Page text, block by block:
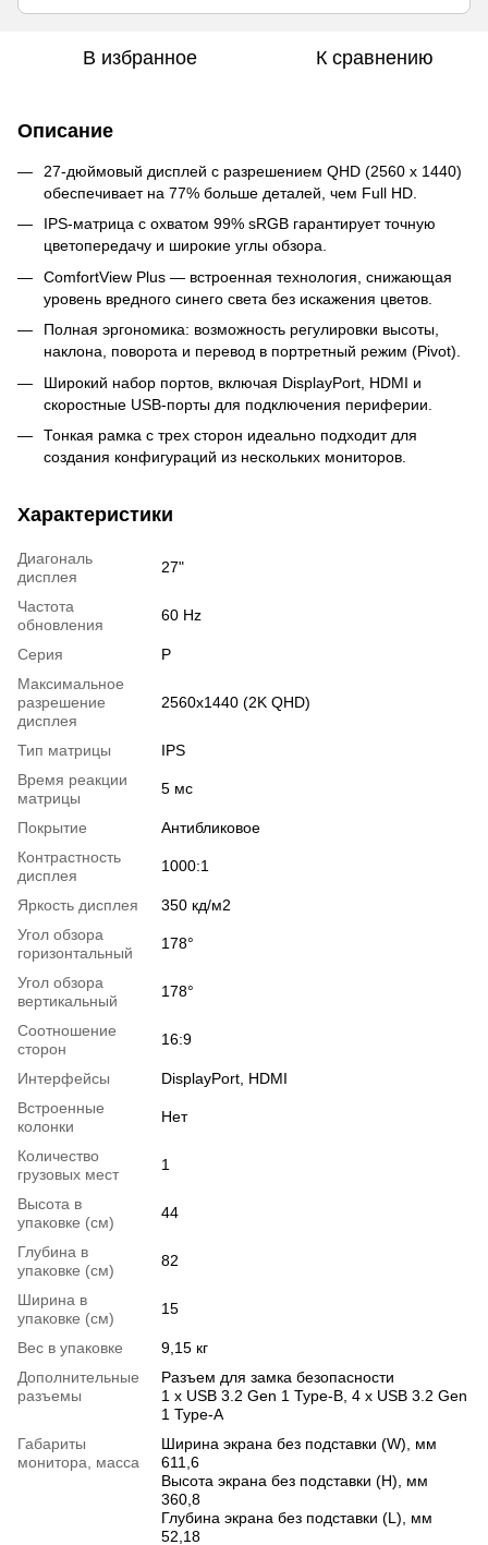
В избранное К сравнению
Описание
27-дюймовый дисплей с разрешением QHD (2560 x 1440)
обеспечивает на 77% больше деталей, чем Full HD.
IPS-матрица с охватом 99% sRGB гарантирует точную
цветопередачу и широкие углы обзора.
ComfortView Plus — встроенная технология, снижающая
уровень вредного синего света без искажения цветов.
Полная эргономика: возможность регулировки высоты,
наклона, поворота и перевод в портретный режим (Pivot).
Широкий набор портов, включая DisplayPort, HDMI и
скоростные USB-порты для подключения периферии.
Тонкая рамка с трех сторон идеально подходит для
создания конфигураций из нескольких мониторов.
Характеристики
Диагональ
дисплея
27"
Частота
обновления
60 Hz
Серия
Р
Максимальное
разрешение
дисплея
2560x1440 (2K QHD)
Тип матрицы
IPS
Время реакции
матрицы
5 мс
Покрытие
Антибликовое
Контрастность
дисплея
1000:1
Яркость дисплея
350 кд/м2
Угол обзора
горизонтальный
178°
Угол обзора
вертикальный
178°
Соотношение
сторон
16:9
Интерфейсы
DisplayPort, HDMI
Встроенные
колонки
Нет
Количество
грузовых мест
1
Высота в
упаковке (см)
44
Глубина в
упаковке (см)
82
Ширина в
упаковке (см)
15
Вес в упаковке
9,15 кг
Дополнительные
разъемы
Разъем для замка безопасности
1 х USB 3.2 Gen 1 Type-B, 4 х USB 3.2 Gen
1 Type-A
Габариты
монитора, масса
Ширина экрана без подставки (W), мм
611,6
Высота экрана без подставки (H), мм
360,8
Глубина экрана без подставки (L), мм
52,18